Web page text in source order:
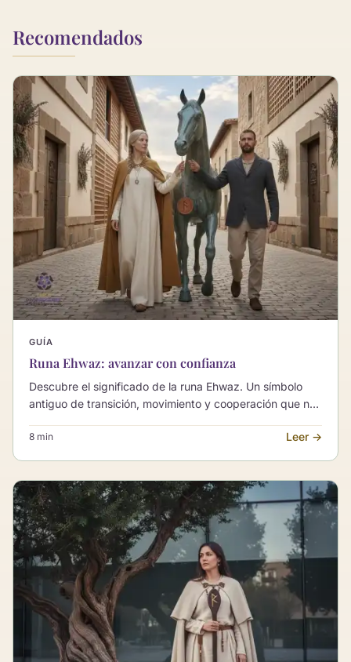
Recomendados
GUÍA
Runa Ehwaz: avanzar con confianza
Descubre el significado de la runa Ehwaz. Un símbolo
antiguo de transición, movimiento y cooperación que nos
8 min Leer →